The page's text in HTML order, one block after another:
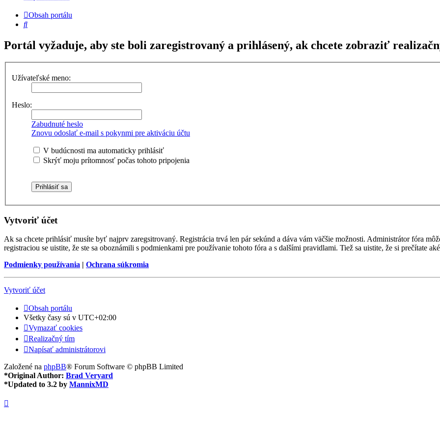
Obsah portálu
Hľadať
Portál vyžaduje, aby ste boli zaregistrovaný a prihlásený, ak chcete zobraziť
Užívateľské meno:
Heslo:
Zabudnuté heslo
Znovu odoslať e-mail s pokynmi pre aktiváciu účtu
V budúcnosti ma automaticky prihlásiť
Skrýť moju prítomnosť počas tohoto pripojenia
Vytvoriť účet
Ak sa chcete prihlásiť musíte byť najprv zaregsitrovaný. Registrácia trvá len pár sekúnd a dáva vám väčšie možnosti. Administrátor fóra
registraciou se uistite, že ste sa oboznámili s podmienkami pre používanie tohoto fóra a s dalšími pravidlami. Tiež sa uistite, že si prečítate
Podmienky používania | Ochrana súkromia
Vytvoriť účet
Obsah portálu
Všetky časy sú v UTC+02:00
Vymazať cookies
Realizačný tím
Napísať administrátorovi
Založené na phpBB® Forum Software © phpBB Limited
*Original Author: Brad Veryard
*Updated to 3.2 by MannixMD